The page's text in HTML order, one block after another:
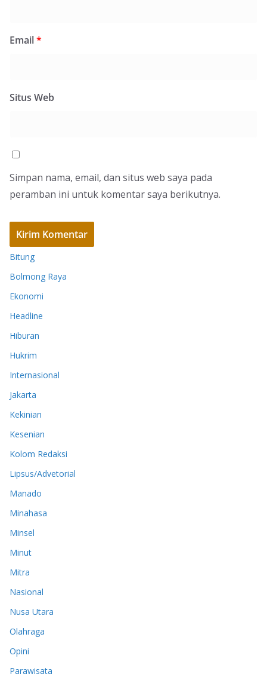
Email*
Situs Web
Simpan nama, email, dan situs web saya pada
peramban ini untuk komentar saya berikutnya.
Bitung
Bolmong Raya
Ekonomi
Headline
Hiburan
Hukrim
Internasional
Jakarta
Kekinian
Kesenian
Kolom Redaksi
Lipsus/Advetorial
Manado
Minahasa
Minsel
Minut
Mitra
Nasional
Nusa Utara
Olahraga
Opini
Parawisata